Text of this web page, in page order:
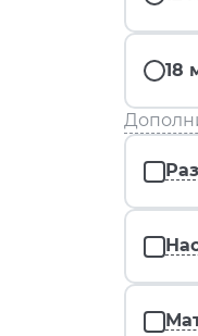
18